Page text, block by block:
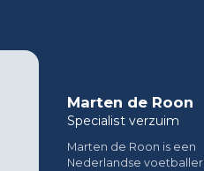
Marten de Roon
Specialist verzuim
Marten de Roon is een
Nederlandse voetballer